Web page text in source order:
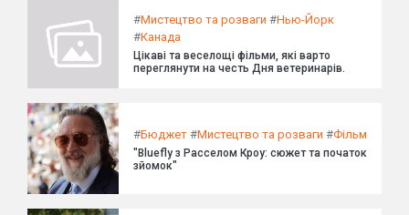
#Мистецтво та розваги #Нью-Йорк
#Канада
Цікаві та веселощі фільми, які варто
переглянути на честь Дня ветеринарів.
#Бюджет #Мистецтво та розваги #Фільм
"Bluefly з Расселом Кроу: сюжет та початок
зйомок"